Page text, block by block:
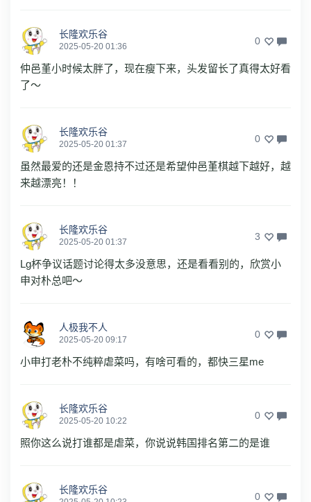
长隆欢乐谷
2025-05-20 01:36 0
仲邑堇小时候太胖了，现在瘦下来，头发留长了真得太好看
了～
长隆欢乐谷
2025-05-20 01:37 0
虽然最爱的还是金恩持不过还是希望仲邑堇棋越下越好，越
来越漂亮！！
长隆欢乐谷
2025-05-20 01:37 3
Lg杯争议话题讨论得太多没意思，还是看看别的，欣赏小
申对朴总吧～
人极我不人
2025-05-20 09:17 0
小申打老朴不纯粹虐菜吗，有啥可看的，都快三星me
长隆欢乐谷
2025-05-20 10:22 0
照你这么说打谁都是虐菜，你说说韩国排名第二的是谁
长隆欢乐谷
0